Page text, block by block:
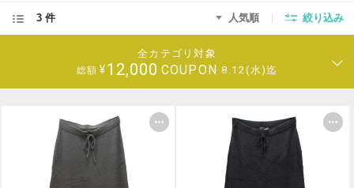
3 件 人気順 絞り込み
全カテゴリ対象
総額 ¥12,000 COUPON 8.12(水)迄